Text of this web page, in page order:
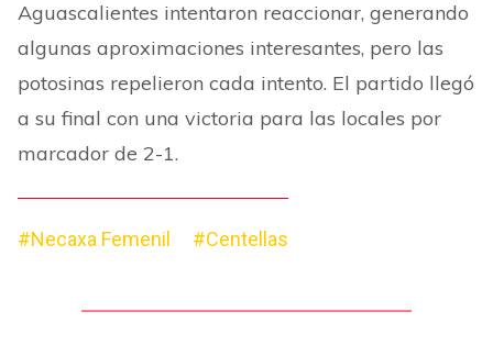
Aguascalientes intentaron reaccionar, generando
algunas aproximaciones interesantes, pero las
potosinas repelieron cada intento. El partido llegó
a su final con una victoria para las locales por
marcador de 2-1.
#Necaxa Femenil #Centellas